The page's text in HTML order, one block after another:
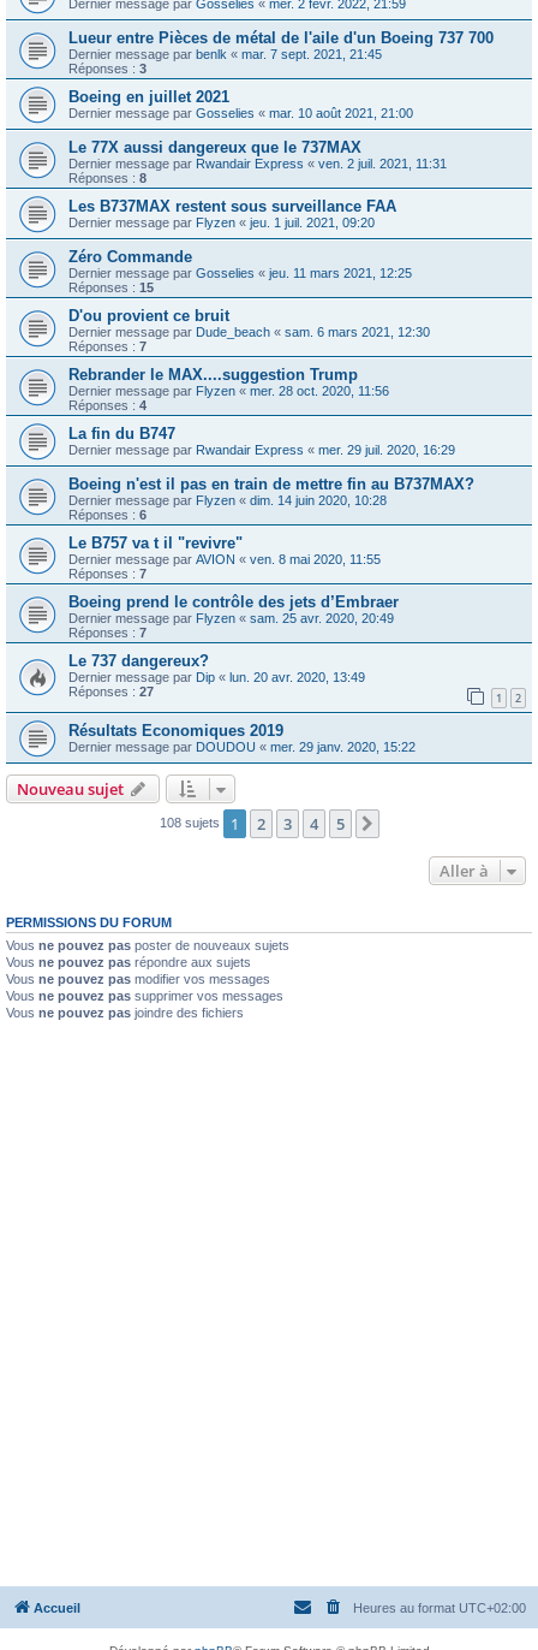
Dernier message par Gosselies « mer. 2 févr. 2022, 21:59
Lueur entre Pièces de métal de l'aile d'un Boeing 737 700
Dernier message par benlk « mar. 7 sept. 2021, 21:45
Réponses : 3
Boeing en juillet 2021
Dernier message par Gosselies « mar. 10 août 2021, 21:00
Le 77X aussi dangereux que le 737MAX
Dernier message par Rwandair Express « ven. 2 juil. 2021, 11:31
Réponses : 8
Les B737MAX restent sous surveillance FAA
Dernier message par Flyzen « jeu. 1 juil. 2021, 09:20
Zéro Commande
Dernier message par Gosselies « jeu. 11 mars 2021, 12:25
Réponses : 15
D'ou provient ce bruit
Dernier message par Dude_beach « sam. 6 mars 2021, 12:30
Réponses : 7
Rebrander le MAX....suggestion Trump
Dernier message par Flyzen « mer. 28 oct. 2020, 11:56
Réponses : 4
La fin du B747
Dernier message par Rwandair Express « mer. 29 juil. 2020, 16:29
Boeing n'est il pas en train de mettre fin au B737MAX?
Dernier message par Flyzen « dim. 14 juin 2020, 10:28
Réponses : 6
Le B757 va t il "revivre"
Dernier message par AVION « ven. 8 mai 2020, 11:55
Réponses : 7
Boeing prend le contrôle des jets d’Embraer
Dernier message par Flyzen « sam. 25 avr. 2020, 20:49
Réponses : 7
Le 737 dangereux?
Dernier message par Dip « lun. 20 avr. 2020, 13:49
Réponses : 27 1 2
Résultats Economiques 2019
Dernier message par DOUDOU « mer. 29 janv. 2020, 15:22
Nouveau sujet
108 sujets 1 2 3 4 5
Aller à
PERMISSIONS DU FORUM
Vous ne pouvez pas poster de nouveaux sujets
Vous ne pouvez pas répondre aux sujets
Vous ne pouvez pas modifier vos messages
Vous ne pouvez pas supprimer vos messages
Vous ne pouvez pas joindre des fichiers
Accueil Heures au format UTC+02:00